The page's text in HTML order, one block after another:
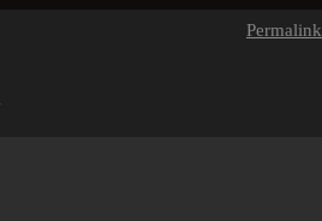
Permalink